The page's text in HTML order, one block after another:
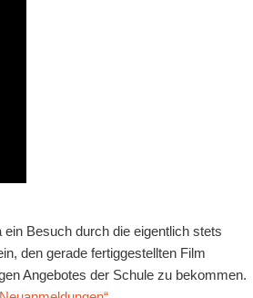
Besuch durch die eigentlich stets
den gerade fertiggestellten Film
Angebotes der Schule zu bekommen.